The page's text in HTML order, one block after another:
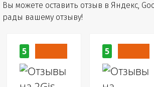
Вы можете оставить отзыв в Яндекс,
рады вашему отзыву!
5 5